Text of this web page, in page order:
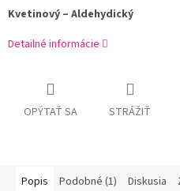
Kvetinový – Aldehydický
Detailné informácie
OPÝTAŤ SA STRÁŽIŤ
Popis Podobné (1) Diskusia